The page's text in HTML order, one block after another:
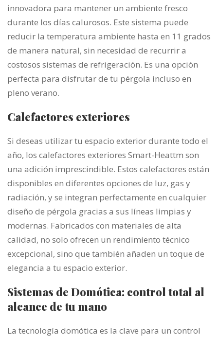
innovadora para mantener un ambiente fresco
durante los días calurosos. Este sistema puede
reducir la temperatura ambiente hasta en 11 grados
de manera natural, sin necesidad de recurrir a
costosos sistemas de refrigeración. Es una opción
perfecta para disfrutar de tu pérgola incluso en
pleno verano.
Calefactores exteriores
Si deseas utilizar tu espacio exterior durante todo el
año, los calefactores exteriores Smart-Heattm son
una adición imprescindible. Estos calefactores están
disponibles en diferentes opciones de luz, gas y
radiación, y se integran perfectamente en cualquier
diseño de pérgola gracias a sus líneas limpias y
modernas. Fabricados con materiales de alta
calidad, no solo ofrecen un rendimiento técnico
excepcional, sino que también añaden un toque de
elegancia a tu espacio exterior.
Sistemas de Domótica: control total al
alcance de tu mano
La tecnología domótica es la clave para un control